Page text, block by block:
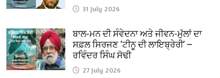
31 July 2026
ਬਾਲ-ਮਨ ਦੀ ਸੰਵੇਦਨਾ ਅਤੇ ਜੀਵਨ-ਮੁੱਲਾਂ ਦਾ
ਸਫ਼ਲ ਸਿਰਜਣ ‘ਟੀਨੂ ਦੀ ਲਾਇਬ੍ਰੇਰੀ’ —
ਰਵਿੰਦਰ ਸਿੰਘ ਸੋਢੀ
27 July 2026